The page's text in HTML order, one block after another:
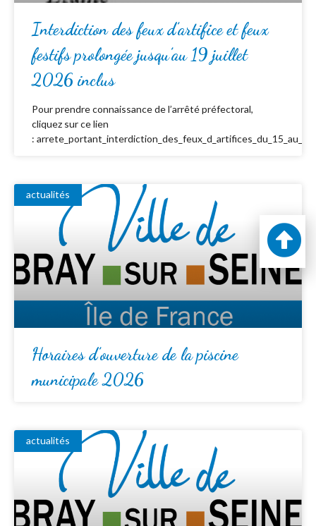
Interdiction des feux d’artifice et feux
festifs prolongée jusqu’au 19 juillet
2026 inclus
Pour prendre connaissance de l’arrêté préfectoral,
cliquez sur ce lien
:
actualités
Horaires d’ouverture de la piscine
municipale 2026
actualités